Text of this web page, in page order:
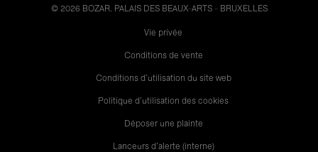
© 2026 BOZAR. PALAIS DES BEAUX-ARTS - BRUXELLES
Vie privée
Conditions de vente
Conditions d'utilisation du site web
Politique d'utilisation des cookies
Déposer une plainte
Lanceurs d’alerte (interne)